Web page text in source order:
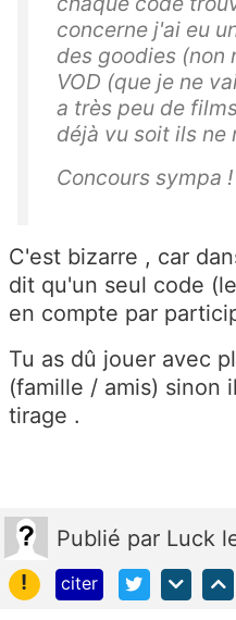
concerne j'ai eu
des goodies (non
VOD (que je ne
a très peu de
déjà vu soit ils ne
Concours sympa !
C'est bizarre , car
dit qu'un seul code
en compte par
Tu as dû jouer avec
(famille / amis) sinon
tirage .
Publié par Luck
!
citer